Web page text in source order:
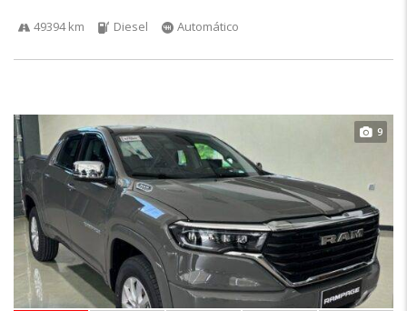
49394 km Diesel Automático
9